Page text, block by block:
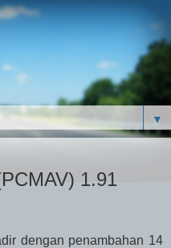
▼
1.91
dengan penambahan 14